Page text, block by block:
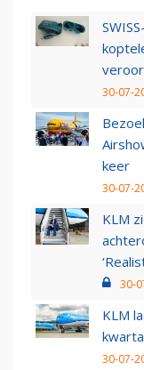
30-07-
keer
30-07-
KLM
30-
KLM
30-07-